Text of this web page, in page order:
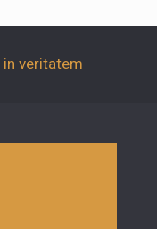
in veritatem